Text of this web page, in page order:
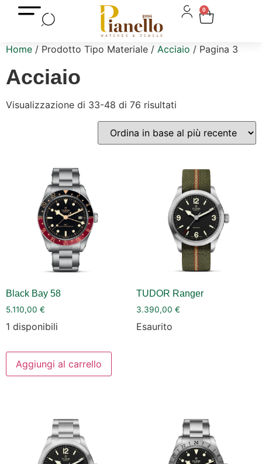
0
Home / Prodotto Tipo Materiale / Acciaio / Pagina 3
Acciaio
Visualizzazione di 33-48 di 76 risultati
Black Bay 58
5.110,00 €
1 disponibili
Aggiungi al carrello
TUDOR Ranger
3.390,00 €
Esaurito